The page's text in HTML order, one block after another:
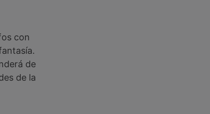
con
de
de la